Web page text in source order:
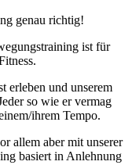
genau richtig!
ist für
erleben und unserem
so wie er vermag
ihrem Tempo.
allem aber mit unserer
basiert in Anlehnung